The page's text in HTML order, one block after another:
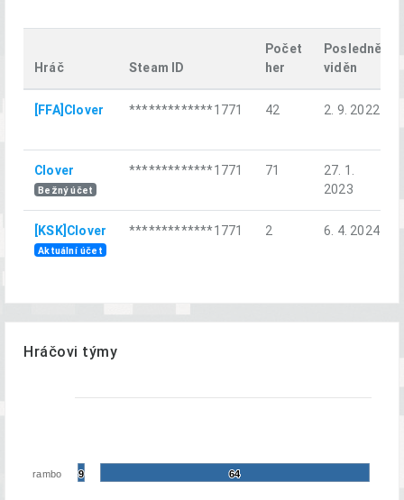
Hráč Steam ID
Počet
her
Posledně
viděn
[FFA]Clover *************1771 42 2. 9. 2022
Clover
Bežný účet
*************1771 71
27. 1.
2023
[KSK]Clover
Aktuální účet
*************1771 2 6. 4. 2024
Hráčovi týmy
9
9 64
64
rambo